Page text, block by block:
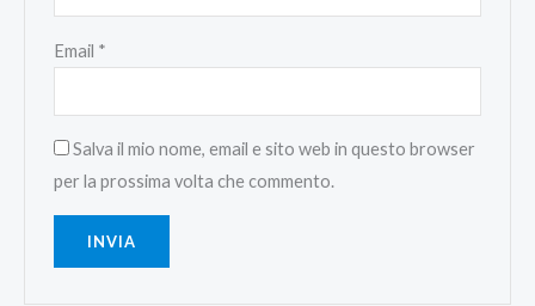
Email *
Salva il mio nome, email e sito web in questo browser
per la prossima volta che commento.